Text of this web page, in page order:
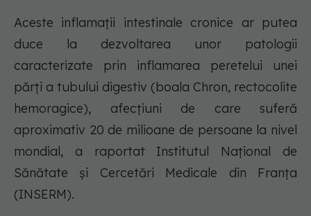
Aceste inflamaţii intestinale cronice ar putea
duce la dezvoltarea unor patologii
caracterizate prin inflamarea peretelui unei
părţi a tubului digestiv (boala Chron, rectocolite
hemoragice), afecţiuni de care suferă
aproximativ 20 de milioane de persoane la nivel
mondial, a raportat Institutul Naţional de
Sănătate şi Cercetări Medicale din Franţa
(INSERM).